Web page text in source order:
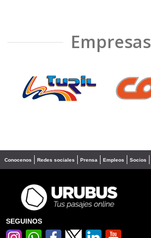
Empresas
❮
Conocenos Redes sociales Prensa Empleos Socios
SEGUINOS